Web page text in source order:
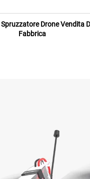
Drone Vendita
Fabbrica